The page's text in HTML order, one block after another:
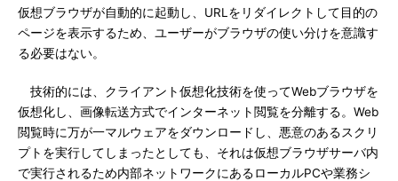
仮想ブラウザが自動的に起動し、URLをリダイレクトして目的の
ページを表示するため、ユーザーがブラウザの使い分けを意識す
る必要はない。
技術的には、クライアント仮想化技術を使ってWebブラウザを
仮想化し、画像転送方式でインターネット閲覧を分離する。Web
閲覧時に万が一マルウェアをダウンロードし、悪意のあるスクリ
プトを実行してしまったとしても、それは仮想ブラウザサーバ内
で実行されるため内部ネットワークにあるローカルPCや業務シ